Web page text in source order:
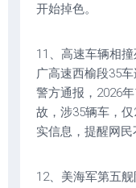
开始掉色。
11、高速车辆相
广高速西榆段35
警方通报，2026
故，涉35辆车，
实信息，提醒网民
12、美海军第五